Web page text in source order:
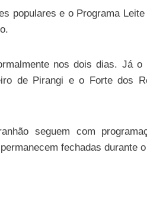
populares e o Programa
nos dois dias. Já o
de Pirangi e o Forte dos
seguem com
fechadas durante